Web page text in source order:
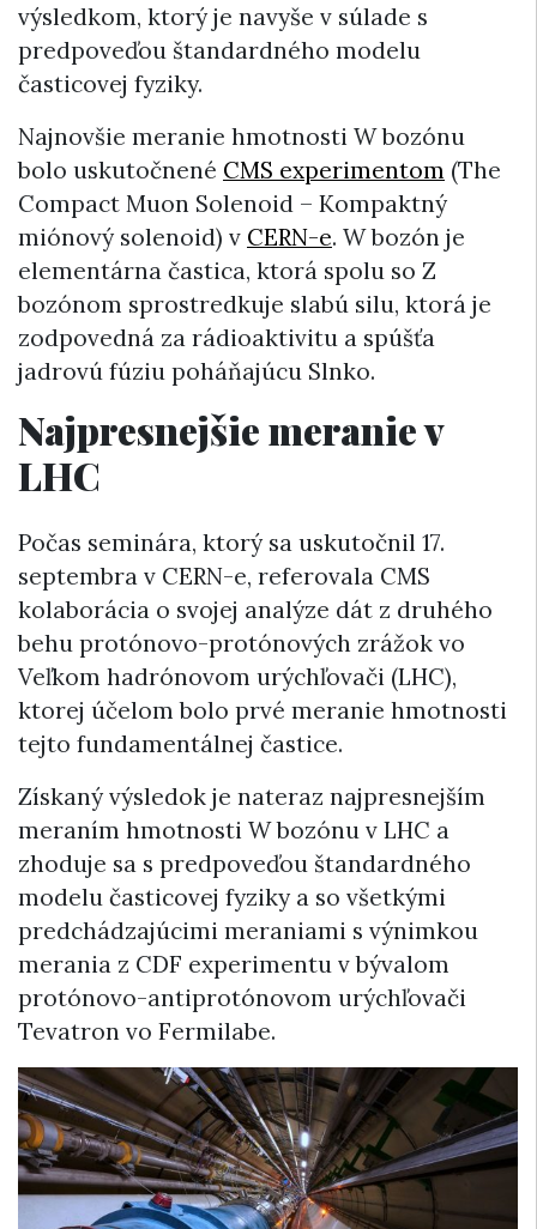
výsledkom, ktorý je navyše v súlade s
predpoveďou štandardného modelu
časticovej fyziky.
Najnovšie meranie hmotnosti W bozónu
bolo uskutočnené CMS experimentom (The
Compact Muon Solenoid – Kompaktný
miónový solenoid) v CERN-e. W bozón je
elementárna častica, ktorá spolu so Z
bozónom sprostredkuje slabú silu, ktorá je
zodpovedná za rádioaktivitu a spúšťa
jadrovú fúziu poháňajúcu Slnko.
Najpresnejšie meranie v
LHC
Počas seminára, ktorý sa uskutočnil 17.
septembra v CERN-e, referovala CMS
kolaborácia o svojej analýze dát z druhého
behu protónovo-protónových zrážok vo
Veľkom hadrónovom urýchľovači (LHC),
ktorej účelom bolo prvé meranie hmotnosti
tejto fundamentálnej častice.
Získaný výsledok je nateraz najpresnejším
meraním hmotnosti W bozónu v LHC a
zhoduje sa s predpoveďou štandardného
modelu časticovej fyziky a so všetkými
predchádzajúcimi meraniami s výnimkou
merania z CDF experimentu v bývalom
protónovo-antiprotónovom urýchľovači
Tevatron vo Fermilabe.